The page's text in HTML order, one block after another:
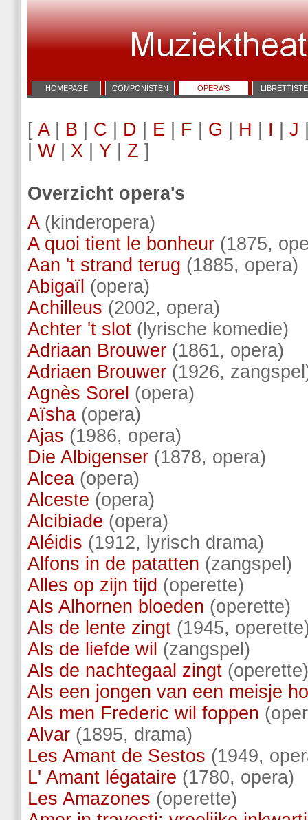
HOMEPAGE COMPONISTEN OPERA'S
[ A| B C D E F G H I J
W| X Y Z ]
Overzicht opera's
A(kinderopera)
A quoi tient le bonheur (1875,
Aan 't strand terug (1885, opera)
Abigaïl (opera)
Achilleus (2002, opera)
Achter 't slot (lyrische komedie)
Adriaan Brouwer (1861, opera)
Adriaen Brouwer (1926,
Agnès Sorel (opera)
Aïsha (opera)
Ajas (1986, opera)
Die Albigenser (1878, opera)
Alcea (opera)
Alceste (opera)
Alcibiade (opera)
Aléidis (1912, lyrisch drama)
Alfons in de patatten (zangspel)
Alles op zijn tijd (operette)
Als Alhornen bloeden (operette)
Als de lente zingt (1945,
Als de liefde wil (zangspel)
Als de nachtegaal zingt (operette)
Als een jongen van een meisje
Als men Frederic wil foppen
Alvar (1895, drama)
Les Amant de Sestos (1949,
L' Amant légataire (1780, opera)
Les Amazones (operette)